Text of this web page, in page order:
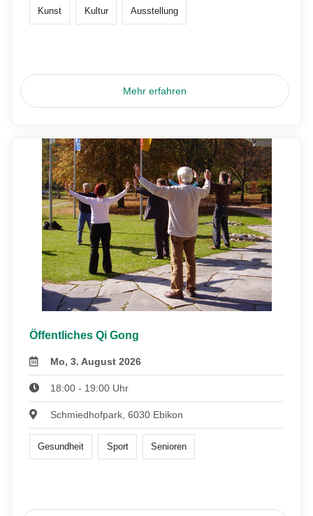
Kunst Kultur Ausstellung
Mehr erfahren
Öffentliches Qi Gong
Mo, 3. August 2026
18:00 - 19:00 Uhr
Schmiedhofpark, 6030 Ebikon
Gesundheit Sport Senioren